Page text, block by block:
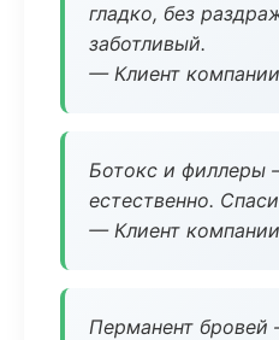
гладко, без
заботливый.
— Клиент компании
Ботокс и филлеры
естественно.
— Клиент компании
Перманент